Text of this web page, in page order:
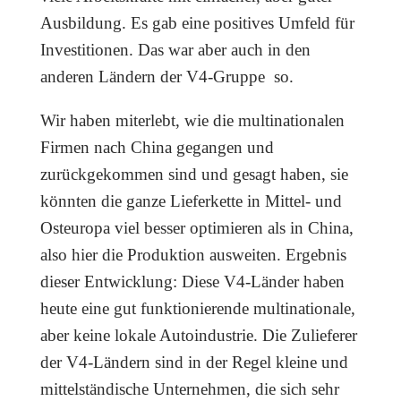
Ausbildung. Es gab eine positives Umfeld für
Investitionen. Das war aber auch in den
anderen Ländern der V4-Gruppe so.
Wir haben miterlebt, wie die multinationalen
Firmen nach China gegangen und
zurückgekommen sind und gesagt haben, sie
könnten die ganze Lieferkette in Mittel- und
Osteuropa viel besser optimieren als in China,
also hier die Produktion ausweiten. Ergebnis
dieser Entwicklung: Diese V4-Länder haben
heute eine gut funktionierende multinationale,
aber keine lokale Autoindustrie. Die Zulieferer
der V4-Ländern sind in der Regel kleine und
mittelständische Unternehmen, die sich sehr